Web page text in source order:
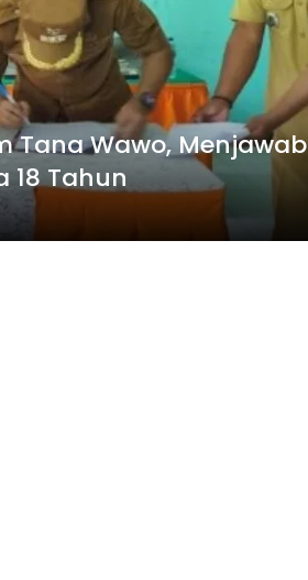
Tana Wawo, Menjawab
18 Tahun